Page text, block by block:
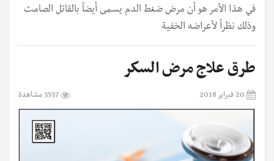
في هذا الأمر هو أن مرض ضغط الدم يسمى أيضاً بالقاتل الصامت
وذلك نظراً لأعراضه الخفية
طرق علاج مرض السكر
20 فبراير 2018 3537 مشاهدة